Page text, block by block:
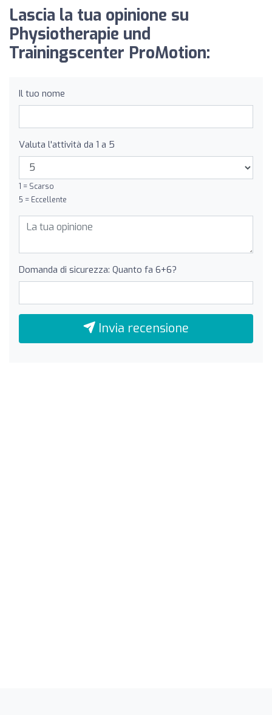
Lascia la tua opinione su
Physiotherapie und
Trainingscenter ProMotion:
Il tuo nome
Valuta l'attività da 1 a 5
1 = Scarso
5 = Eccellente
Domanda di sicurezza: Quanto fa 6+6?
Invia recensione